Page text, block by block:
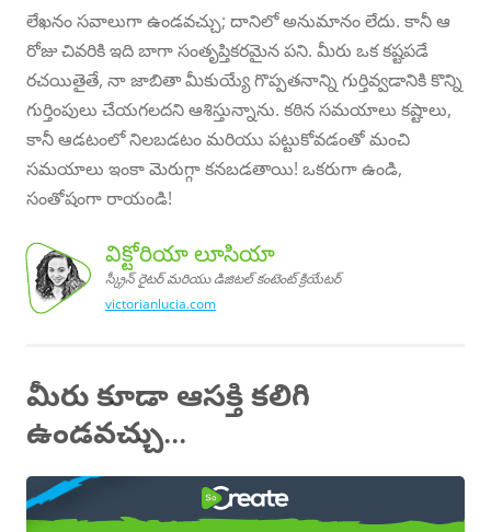
లేఖనం సవాలుగా ఉండవచ్చు; దానిలో అనుమానం లేదు. కానీ ఆ
రోజు చివరికి ఇది బాగా సంతృప్తికరమైన పని. మీరు ఒక కష్టపడే
రచయితైతే, నా జాబితా మీకుయ్యే గొప్పతనాన్ని గుర్తివ్వడానికి కొన్ని
గుర్తింపులు చేయగలదని ఆశిస్తున్నాను. కఠిన సమయాలు కష్టాలు,
కానీ ఆడటంలో నిలబడటం మరియు పట్టుకోవడంతో మంచి
సమయాలు ఇంకా మెరుగ్గా కనబడతాయి! ఒకరుగా ఉండి,
సంతోషంగా రాయండి!
విక్టోరి
యా
లూసి
యా,
స్క్రీన్
రైటర్ మరి
యు
డిజిటల్
కంటెంట్
క్రియేటర్
విక్టోరియా లూసియా
స్క్రీన్ రైటర్ మరియు డిజిటల్ కంటెంట్ క్రియేటర్
victorianlucia.com
మీరు కూడా ఆసక్తి కలిగి
ఉండవచ్చు...
ఎలా